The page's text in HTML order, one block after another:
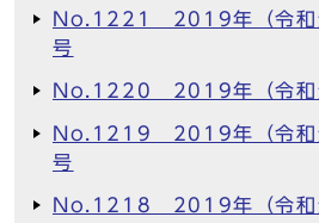
No.1221 2019年（令和
号
No.1220 2019年（令和
No.1219 2019年（令和
号
No.1218 2019年（令和